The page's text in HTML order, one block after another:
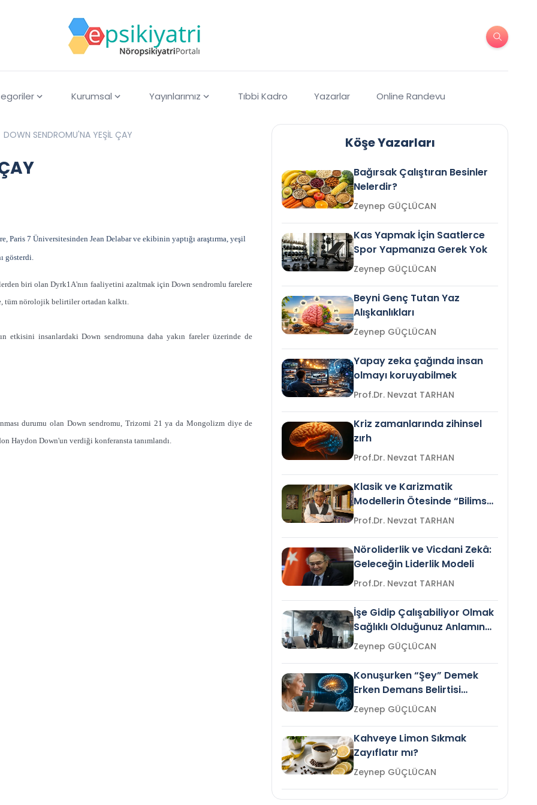
Kurumsal Yayınlarımız Tıbbi Kadro Yazarlar Online Randevu
DOWN SENDROMU'NA YEŞİL ÇAY
Paris 7 Üniversitesinden Jean Delabar ve ekibinin yaptığı araştırma, yeşil
gösterdi.
biri olan Dyrk1A'nın faaliyetini azaltmak için Down sendromlu farelere
tüm nörolojik belirtiler ortadan kalktı.
etkisini insanlardaki Down sendromuna daha yakın fareler üzerinde de
durumu olan Down sendromu, Trizomi 21 ya da Mongolizm diye de
Haydon Down'un verdiği konferansta tanımlandı.
Köşe Yazarları
Bağırsak Çalıştıran Besinler
Nelerdir?
Zeynep GÜÇLÜCAN
Kas Yapmak İçin Saatlerce
Spor Yapmanıza Gerek Yok
Zeynep GÜÇLÜCAN
Beyni Genç Tutan Yaz
Alışkanlıkları
Zeynep GÜÇLÜCAN
Yapay zeka çağında insan
olmayı koruyabilmek
Prof.Dr. Nevzat TARHAN
Kriz zamanlarında zihinsel
zırh
Prof.Dr. Nevzat TARHAN
Klasik ve Karizmatik
Modellerin Ötesinde “Bilimsel
Liderlik”
Prof.Dr. Nevzat TARHAN
Nöroliderlik ve Vicdani Zekâ:
Geleceğin Liderlik Modeli
Prof.Dr. Nevzat TARHAN
İşe Gidip Çalışabiliyor Olmak
Sağlıklı Olduğunuz Anlamına
Gelir mi?Zeynep GÜÇLÜCAN
Konuşurken “Şey” Demek
Erken Demans Belirtisi
Olabilir mi?Zeynep GÜÇLÜCAN
Kahveye Limon Sıkmak
Zayıflatır mı?
Zeynep GÜÇLÜCAN